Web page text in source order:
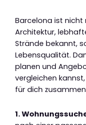
Barcelona ist nicht
Architektur,
Strände bekannt,
Lebensqualität.
planen und
vergleichen
für dich
1.